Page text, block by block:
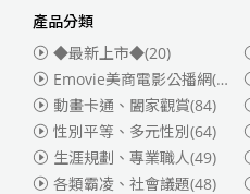
產品分類
◆最新上市◆(20)
Emovie美商電影公播網(華納)
動畫卡通、闔家觀賞(84)
性別平等、多元性別(64)
生涯規劃、專業職人(49)
各類霸凌、社會議題(48)